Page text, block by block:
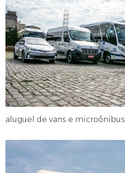
aluguel de vans e microônibus